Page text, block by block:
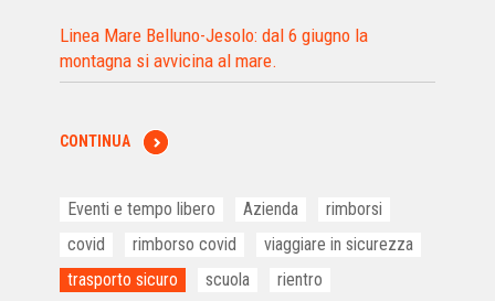
Linea Mare Belluno-Jesolo: dal 6 giugno la
montagna si avvicina al mare.
CONTINUA
Eventi e tempo libero Azienda
rimborsi
covid
rimborso covid
viaggiare in sicurezza
trasporto sicuro
scuola
rientro